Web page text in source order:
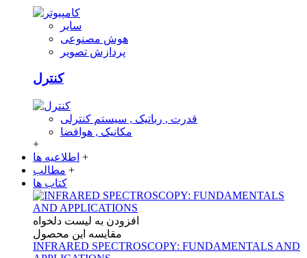
سایر
هوش مصنوعی
پردازش تصویر
کنترل
قدرت , رباتیک , سیستم کنترلی
مکانیک , هوافضا
+
اطلاعیه ها +
مطالب +
کتاب ها
افزودن به لیست دلخواه
مقایسه این محصول
INFRARED SPECTROSCOPY: FUNDAMENTALS AND